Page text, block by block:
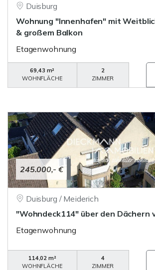
Duisburg
Wohnung "Innenhafen" mit
& großem Balkon
Etagenwohnung
69,43 m²
WOHNFLÄCHE
2
ZIMMER
245.000,- €
Duisburg / Meiderich
"Wohndeck114" über den Dächern
Etagenwohnung
114,02 m²
WOHNFLÄCHE
4
ZIMMER